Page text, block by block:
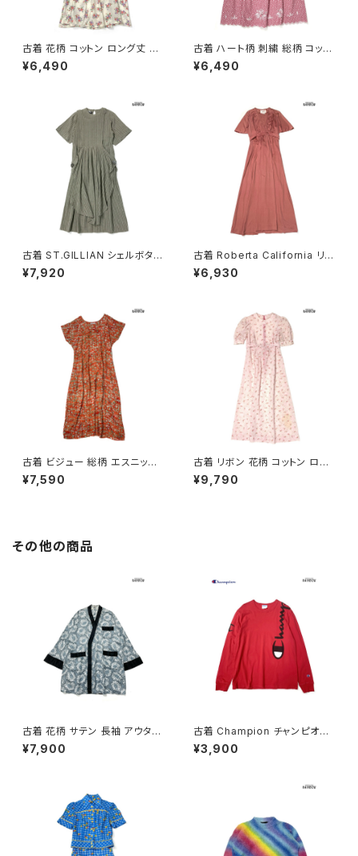
古着 花柄 コットン ロング丈 半
袖 ワンピース ベージュ (oa26
07070)
¥6,490
古着 ハート柄 刺繍 総柄 コット
ン ロング丈 半袖 ワンピース ピ
ンク (otu2605084)
¥6,490
古着 ST.GILLIAN シェルボタン
ストライプ柄 コットン ロング丈
半袖 ワンピース グレー カーキ
¥7,920
古着 Roberta California リボ
ン 無地 ロング丈 半袖 ワンピー
ス ピンク (otu2604148)
¥6,930
古着 ビジュー 総柄 エスニック
柄 ロング丈 半袖 ワンピース オ
レンジ (otu2605039)
¥7,590
古着 リボン 花柄 コットン ロン
グ丈 半袖 ワンピース ピンク (o
tu2604073)
¥9,790
その他の商品
古着 花柄 サテン 長袖 アウター
羽織り 水色 (ttu2501122)
¥7,900
古着 Champion チャンピオン
ロゴ ブランドロゴ コットン10
0％ 長袖 Ｔシャツ 赤 (ttu2501
¥3,900